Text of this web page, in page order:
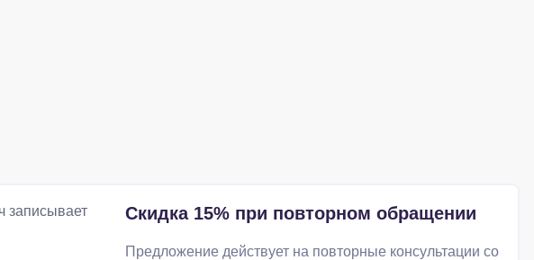
Скидка 15% при повторном обращении
Предложение действует на повторные консультации со